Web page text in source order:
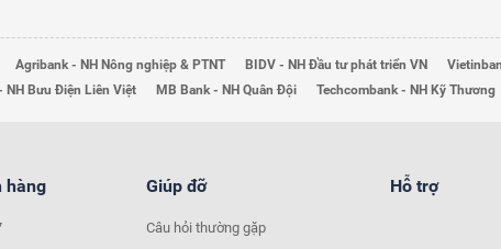
Agribank - NH Nông nghiệp & PTNT BIDV - NH Đầu tư phát triển VN
NH Bưu Điện Liên Việt MB Bank - NH Quân Đội Techcombank - NH Kỹ Thương
hàng Giúp đỡ
Câu hỏi thường gặp
Hỗ trợ